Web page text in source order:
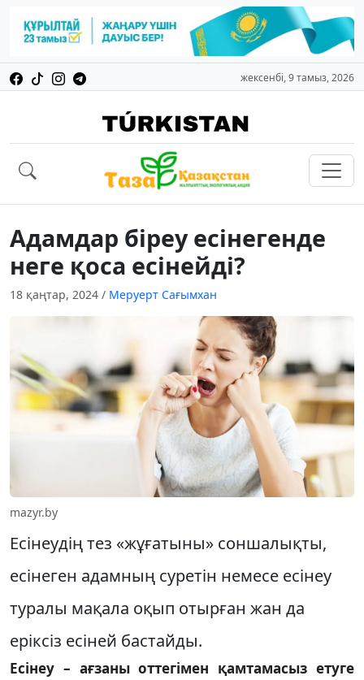
жексенбі, 9 тамыз, 2026
Адамдар біреу есінегенде
неге қоса есінейді?
18 қаңтар, 2024 / Меруерт Сағымхан
mazyr.by
Есінеудің тез «жұғатыны» соншалықты,
есінеген адамның суретін немесе есінеу
туралы мақала оқып отырған жан да
еріксіз есіней бастайды.
Есінеу – ағзаны оттегімен қамтамасыз етуге